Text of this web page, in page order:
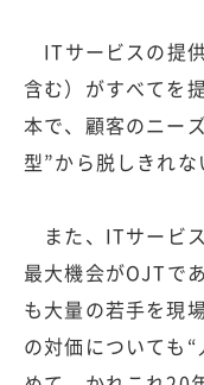
ITサービスの提
含む）がすべてを
本で、顧客のニー
型”から脱しきれな
また、ITサービ
最大機会がOJTで
も大量の若手を現
の対価についても